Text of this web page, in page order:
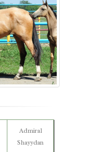
Admiral
Shayydan